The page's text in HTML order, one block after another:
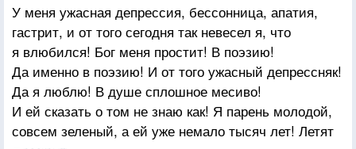
У меня ужасная депрессия, бессонница, апатия,
гастрит, и от того сегодня так невесел я, что
я влюбился! Бог меня простит! В поэзию!
Да именно в поэзию! И от того ужасный депрессняк!
Да я люблю! В душе сплошное месиво!
И ей сказать о том не знаю как! Я парень молодой,
совсем зеленый, а ей уже немало тысяч лет! Летят